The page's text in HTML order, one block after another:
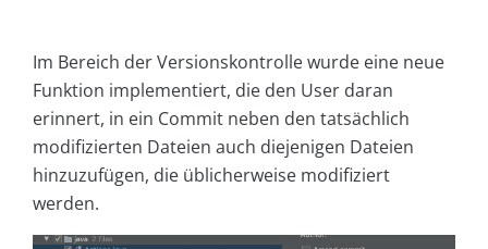
Im Bereich der Versionskontrolle wurde eine neue
Funktion implementiert, die den User daran
erinnert, in ein Commit neben den tatsächlich
modifizierten Dateien auch diejenigen Dateien
hinzuzufügen, die üblicherweise modifiziert
werden.